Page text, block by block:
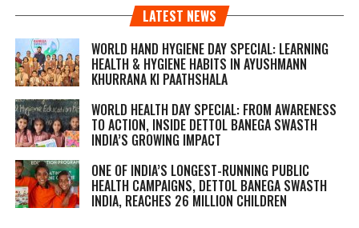
LATEST NEWS
WORLD HAND HYGIENE DAY SPECIAL: LEARNING
HEALTH & HYGIENE HABITS IN AYUSHMANN
KHURRANA KI PAATHSHALA
WORLD HEALTH DAY SPECIAL: FROM AWARENESS
TO ACTION, INSIDE DETTOL BANEGA SWASTH
INDIA’S GROWING IMPACT
ONE OF INDIA’S LONGEST-RUNNING PUBLIC
HEALTH CAMPAIGNS, DETTOL BANEGA SWASTH
INDIA, REACHES 26 MILLION CHILDREN